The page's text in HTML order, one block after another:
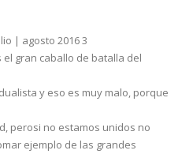
| agosto 2016 3
gran caballo de batalla del
y eso es muy malo, porque
perosi no estamos unidos no
ejemplo de las grandes